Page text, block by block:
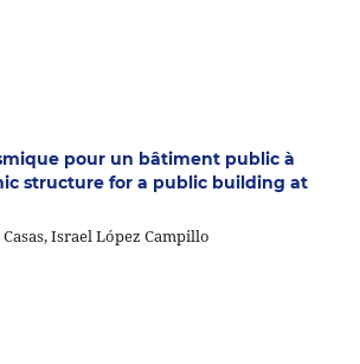
pour un bâtiment public à
structure for a public building at
Israel López Campillo